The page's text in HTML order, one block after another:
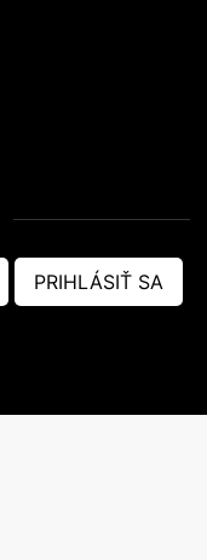
PRIHLÁSIŤ SA